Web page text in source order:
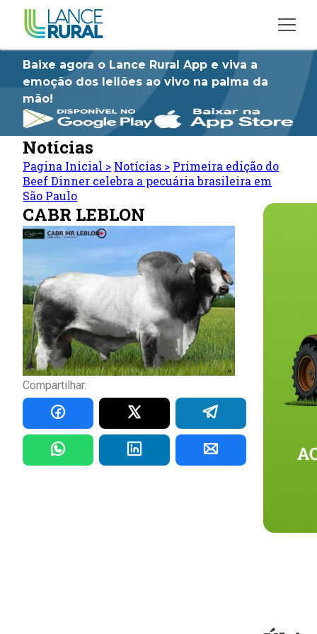
Baixe agora o Lance Rural App e viva a
emoção dos leilões ao vivo na palma da
mão!
Notícias
Pagina Inicial > Notícias > Primeira edição do
Beef Dinner celebra a pecuária brasileira em
São Paulo
CABR LEBLON
Compartilhar: